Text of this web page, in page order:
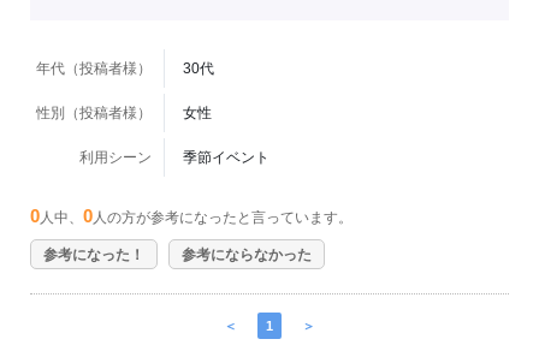
年代（投稿者様） 30代
性別（投稿者様） 女性
利用シーン 季節イベント
0 人中、 0 人の方が参考になったと言っています。
参考になった！ 参考にならなかった
＜ 1 ＞